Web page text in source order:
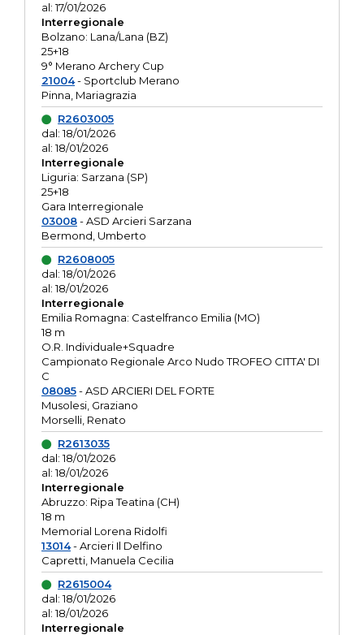
al: 17/01/2026
Interregionale
Bolzano: Lana/Lana (BZ)
25+18
9° Merano Archery Cup
21004- Sportclub Merano
Pinna, Mariagrazia
R2603005
dal: 18/01/2026
al: 18/01/2026
Interregionale
Liguria: Sarzana (SP)
25+18
Gara Interregionale
03008- ASD Arcieri Sarzana
Bermond, Umberto
R2608005
dal: 18/01/2026
al: 18/01/2026
Interregionale
Emilia Romagna: Castelfranco Emilia (MO)
18 m
O.R. Individuale+Squadre
Campionato Regionale Arco Nudo TROFEO CITTA' DI
C
08085- ASD ARCIERI DEL FORTE
Musolesi, Graziano
Morselli, Renato
R2613035
dal: 18/01/2026
al: 18/01/2026
Interregionale
Abruzzo: Ripa Teatina (CH)
18 m
Memorial Lorena Ridolfi
13014- Arcieri Il Delfino
Capretti, Manuela Cecilia
R2615004
dal: 18/01/2026
al: 18/01/2026
Interregionale